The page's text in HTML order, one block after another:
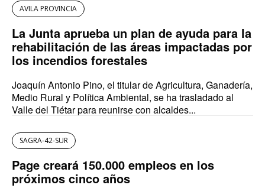
AVILA PROVINCIA
La Junta aprueba un plan de ayuda para la
rehabilitación de las áreas impactadas por
los incendios forestales
Joaquín Antonio Pino, el titular de Agricultura, Ganadería,
Medio Rural y Política Ambiental, se ha trasladado al
Valle del Tiétar para reunirse con alcaldes...
SAGRA-42-SUR
Page creará 150.000 empleos en los
próximos cinco años